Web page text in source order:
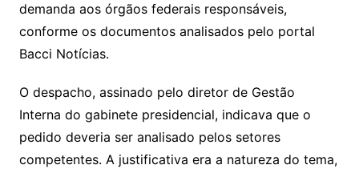
demanda aos órgãos federais responsáveis,
conforme os documentos analisados pelo portal
Bacci Notícias.
O despacho, assinado pelo diretor de Gestão
Interna do gabinete presidencial, indicava que o
pedido deveria ser analisado pelos setores
competentes. A justificativa era a natureza do tema,